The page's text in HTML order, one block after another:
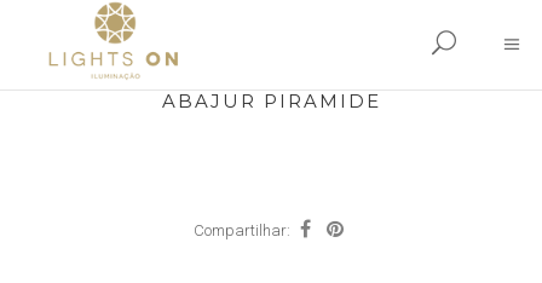
ABAJUR PIRAMIDE
Compartilhar: